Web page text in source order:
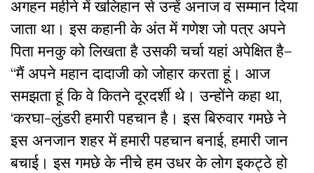
अगहन महीने में खलिहान से उन्हें अनाज व सम्मान दिया
जाता था। इस कहानी के अंत में गणेश जो पत्र अपने
पिता मनकु को लिखता है उसकी चर्चा यहां अपेक्षित है–
“मैं अपने महान दादाजी को जोहार करता हूं। आज
समझता हूं कि वे कितने दूरदर्शी थे। उन्होंने कहा था,
‘करघा-लुंडरी हमारी पहचान है। इस बिरुवार गमछे ने
इस अनजान शहर में हमारी पहचान बनाई, हमारी जान
बचाई। इस गमछे के नीचे हम उधर के लोग इकट्ठे हो